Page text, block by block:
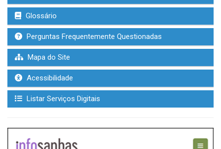
Glossário
Perguntas Frequentemente Questionadas
Mapa do Site
Acessibilidade
Listar Serviços Digitais